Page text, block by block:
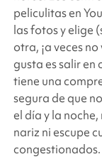
peliculitas en
las fotos y elige
otra, ¡a veces
gusta es salir en
tiene una
segura de que
el día y la
nariz ni escupe
congestionados.